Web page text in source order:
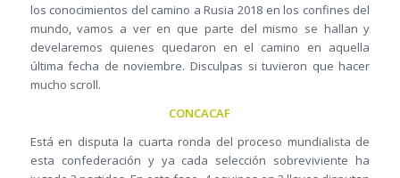
los conocimientos del camino a Rusia 2018 en los confines del
mundo, vamos a ver en que parte del mismo se hallan y
develaremos quienes quedaron en el camino en aquella
última fecha de noviembre. Disculpas si tuvieron que hacer
mucho scroll.
CONCACAF
Está en disputa la cuarta ronda del proceso mundialista de
esta confederación y ya cada selección sobreviviente ha